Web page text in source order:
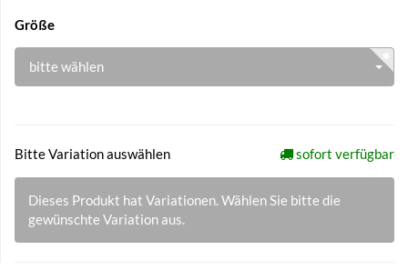
Größe
bitte wählen
Bitte Variation auswählen sofort verfügbar
Dieses Produkt hat Variationen. Wählen Sie bitte die
gewünschte Variation aus.